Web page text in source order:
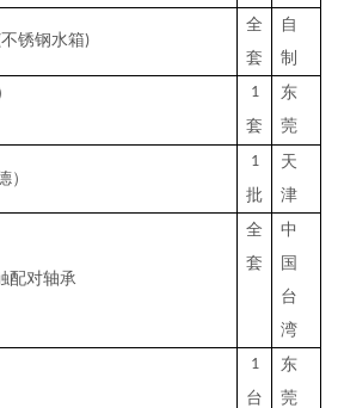
不锈钢水箱)
全
套
自
制
1
套
东
莞
）
1
批
天
津
配对轴承
全
套
中
国
台
湾
1
台
东
莞